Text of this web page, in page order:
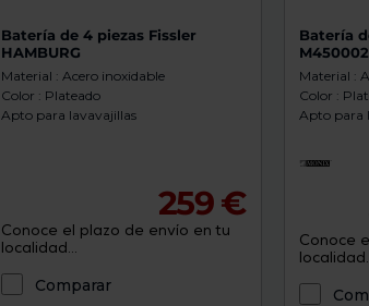
Batería de 4 piezas Fissler
HAMBURG
Material : Acero inoxidable
Color : Plateado
Apto para lavavajillas
259 €
Conoce el plazo de envío en tu
localidad...
Comparar
Batería
M450002
Material :
Color :
Apto para
Conoce